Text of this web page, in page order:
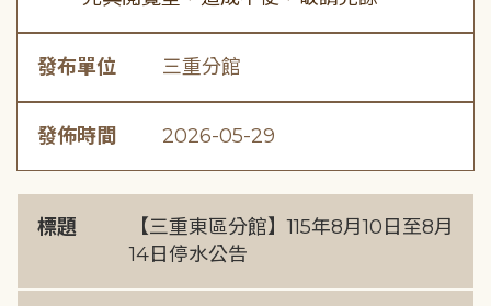
發布單位 三重分館
發佈時間 2026-05-29
標題
【三重東區分館】115年8月10日至8月
14日停水公告